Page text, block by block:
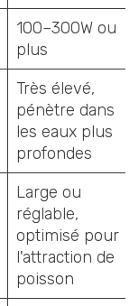
100–300W ou
plus
Très élevé,
pénètre dans
les eaux plus
profondes
Large ou
réglable,
optimisé pour
l'attraction de
poisson